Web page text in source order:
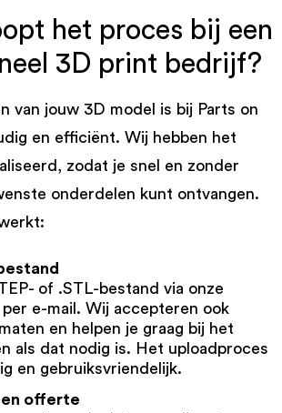
het proces bij een
3D print bedrijf?
van jouw 3D model is bij Parts on
en efficiënt. Wij hebben het
zodat je snel en zonder
onderdelen kunt ontvangen.
of .STL-bestand via onze
e-mail. Wij accepteren ook
en helpen je graag bij het
als dat nodig is. Het uploadproces
en gebruiksvriendelijk.
offerte